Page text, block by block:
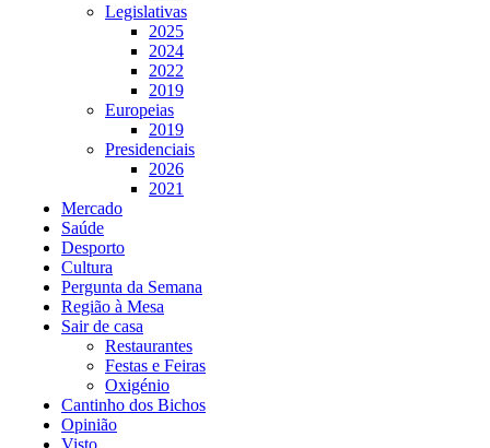
Legislativas
2025
2024
2022
2019
Europeias
2019
Presidenciais
2026
2021
Mercado
Saúde
Desporto
Cultura
Pergunta da Semana
Região à Mesa
Sair de casa
Restaurantes
Festas e Feiras
Oxigénio
Cantinho dos Bichos
Opinião
Visto